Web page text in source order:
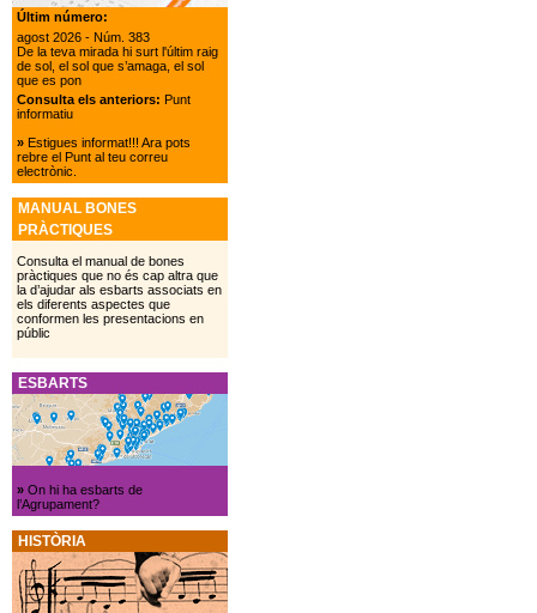
Últim número:
agost 2026 - Núm. 383
De la teva mirada hi surt l'últim raig
de sol, el sol que s’amaga, el sol
que es pon
Consulta els anteriors: Punt
informatiu
»Estigues informat!!! Ara pots
rebre el Punt al teu correu
electrònic.
MANUAL BONES
PRÀCTIQUES
Consulta el manual de bones
pràctiques que no és cap altra que
la d’ajudar als esbarts associats en
els diferents aspectes que
conformen les presentacions en
públic
ESBARTS
»On hi ha esbarts de
l’Agrupament?
HISTÒRIA